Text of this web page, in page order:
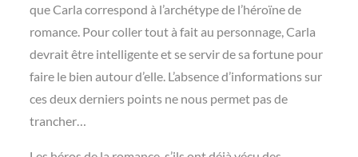
que Carla correspond à l’archétype de l’héroïne de
romance. Pour coller tout à fait au personnage, Carla
devrait être intelligente et se servir de sa fortune pour
faire le bien autour d’elle. L’absence d’informations sur
ces deux derniers points ne nous permet pas de
trancher…